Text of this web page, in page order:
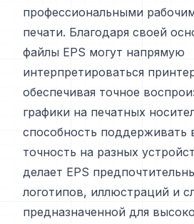
профессиональными
печати. Благодаря своей
файлы EPS могут напрямую
интерпретироваться
обеспечивая точное
графики на печатных
способность поддерживать
точность на разных
делает EPS
логотипов, иллюстраций и
предназначенной для